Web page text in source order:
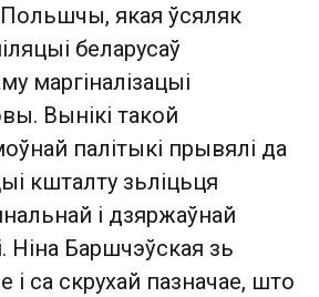
якая ўсяляк
беларусаў
маргіналізацыі
Вынікі такой
палітыкі прывялі да
кшталту зьліцьця
і дзяржаўнай
Ніна Баршчэўская зь
і са скрухай пазначае, што